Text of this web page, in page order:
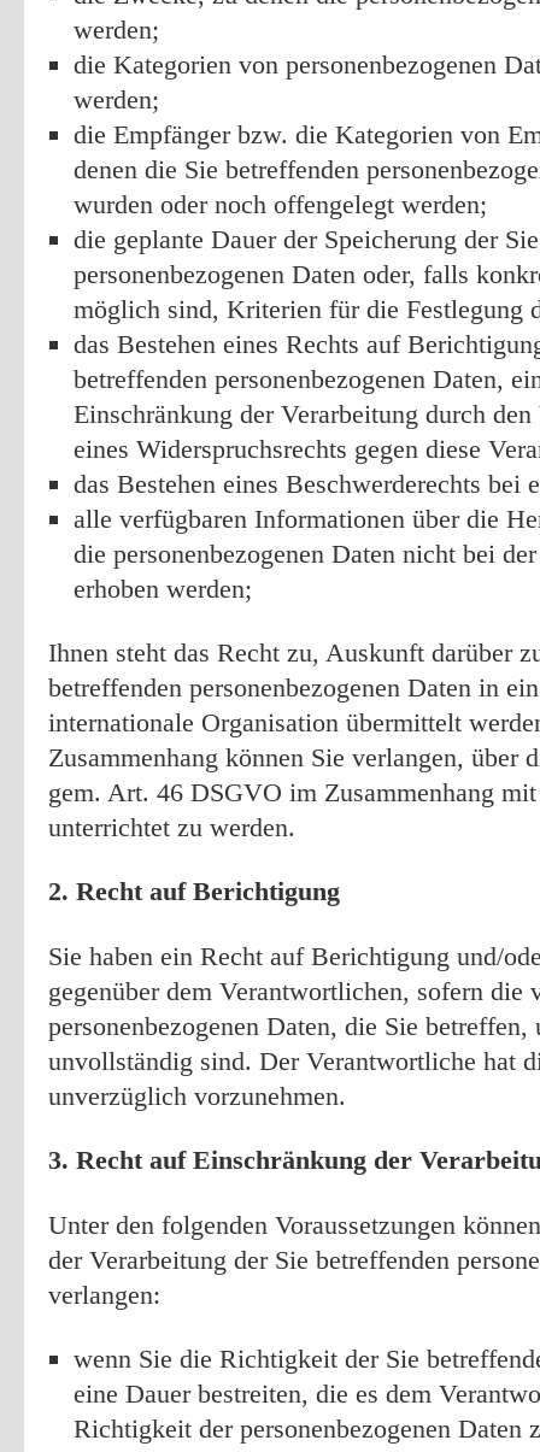
werden;
die Kategorien von personenbezogenen
werden;
die Empfänger bzw. die Kategorien von
denen die Sie betreffenden
wurden oder noch offengelegt werden;
die geplante Dauer der Speicherung der
personenbezogenen Daten oder, falls
möglich sind, Kriterien für die Festlegung
das Bestehen eines Rechts auf
betreffenden personenbezogenen Daten,
Einschränkung der Verarbeitung durch
eines Widerspruchsrechts gegen diese
das Bestehen eines Beschwerderechts bei
alle verfügbaren Informationen über die
die personenbezogenen Daten nicht bei
erhoben werden;
Ihnen steht das Recht zu, Auskunft darüber
betreffenden personenbezogenen Daten in
internationale Organisation übermittelt
Zusammenhang können Sie verlangen, über
gem. Art. 46 DSGVO im Zusammenhang
unterrichtet zu werden.
2. Recht auf Berichtigung
Sie haben ein Recht auf Berichtigung und/
gegenüber dem Verantwortlichen, sofern die
personenbezogenen Daten, die Sie
unvollständig sind. Der Verantwortliche hat
unverzüglich vorzunehmen.
3. Recht auf Einschränkung der
Unter den folgenden Voraussetzungen
der Verarbeitung der Sie betreffenden
verlangen:
wenn Sie die Richtigkeit der Sie
eine Dauer bestreiten, die es dem
Richtigkeit der personenbezogenen Daten